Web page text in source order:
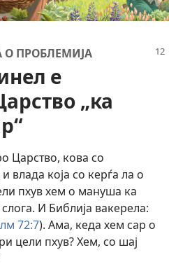
О ПРОБЛЕМИЈА
е
„ка
Царство, кова со
влада која со керѓа ла о
пхув хем о мануша ка
И Библија вакерела:
72:7). Ама, кеда хем сар о
цели пхув? Хем, со шај